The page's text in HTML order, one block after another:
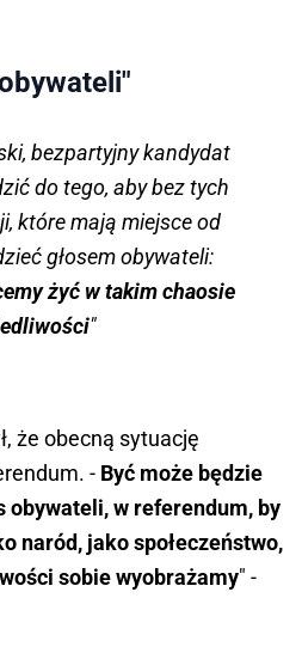
bezpartyjny kandydat
do tego, aby bez tych
które mają miejsce od
głosem obywateli:
żyć w takim chaosie
"
że obecną sytuację
- Być może będzie
obywateli, w referendum, by
naród, jako społeczeństwo,
sobie wyobrażamy" -